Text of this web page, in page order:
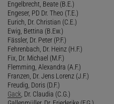
Engelbrecht, Beate (B.E.)
Engeser, PD Dr. Theo (T.E.)
Eurich, Dr. Christian (C.E.)
Ewig, Bettina (B.Ew.)
Fässler, Dr. Peter (P.F.)
Fehrenbach, Dr. Heinz (H.F.)
Fix, Dr. Michael (M.F.)
Flemming, Alexandra (A.F.)
Franzen, Dr. Jens Lorenz (J.F.)
Freudig, Doris (D.F.)
Gack , Dr. Claudia (C.G.)